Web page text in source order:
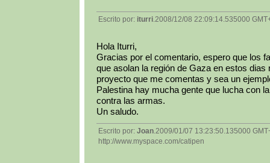
Escrito por: iturri .2008/12/08 22:09:14.535000
Hola Iturri,
Gracias por el comentario, espero que los
que asolan la región de Gaza en estos dias
proyecto que me comentas y sea un
Palestina hay mucha gente que lucha con
contra las armas.
Un saludo.
Escrito por: Joan .2009/01/07 13:23:50.135000
http://www.myspace.com/catipen